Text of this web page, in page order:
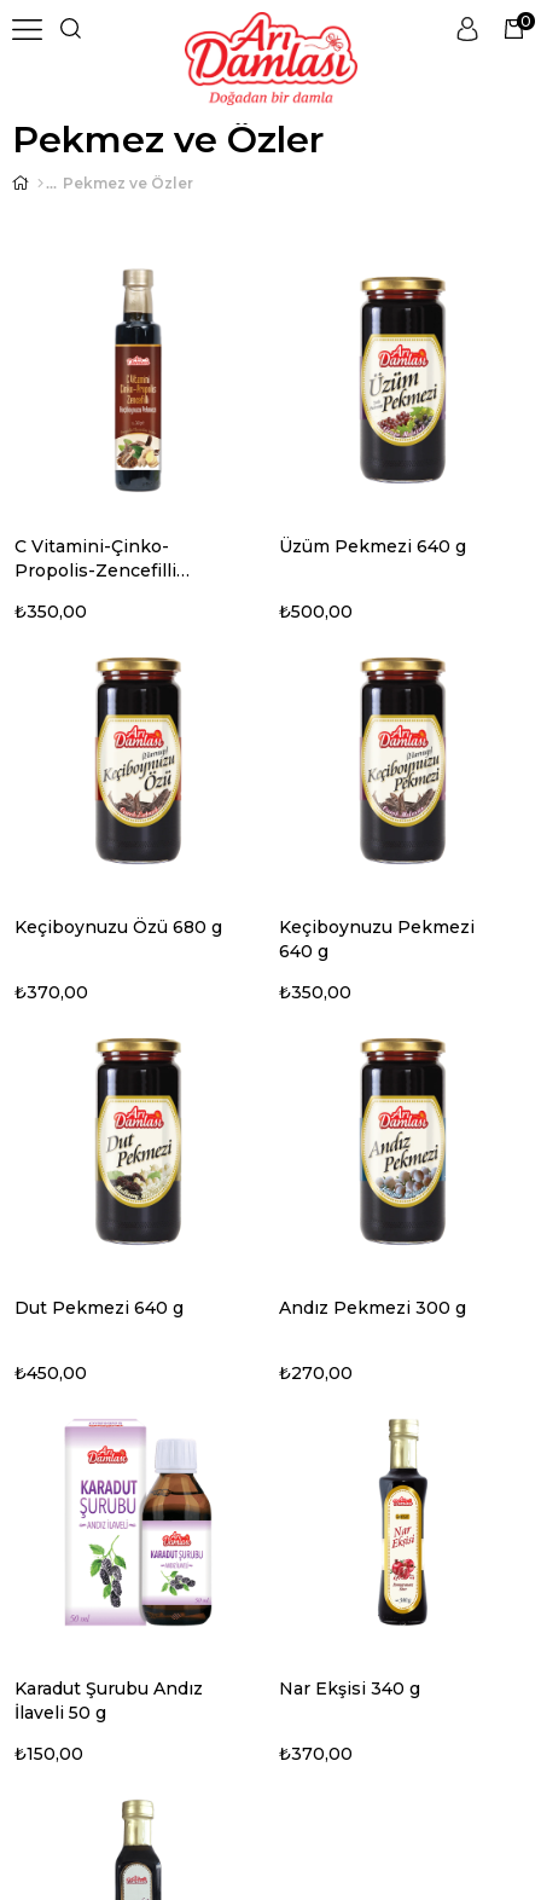
0
Pekmez ve Özler
Pekmez ve Özler
C Vitamini-Çinko-
Propolis-Zencefilli
₺350,00
Üzüm Pekmezi 640 g
₺500,00
Keçiboynuzu Özü 680 g
₺370,00
Keçiboynuzu Pekmezi
640 g
₺350,00
Dut Pekmezi 640 g
₺450,00
Andız Pekmezi 300 g
₺270,00
Karadut Şurubu Andız
İlaveli 50 g
₺150,00
Nar Ekşisi 340 g
₺370,00